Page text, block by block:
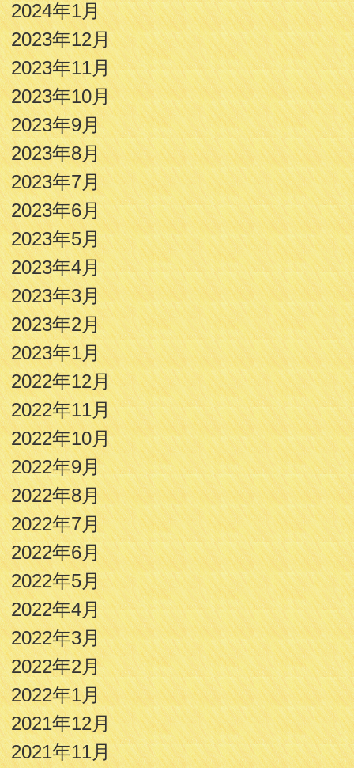
2024年1月
2023年12月
2023年11月
2023年10月
2023年9月
2023年8月
2023年7月
2023年6月
2023年5月
2023年4月
2023年3月
2023年2月
2023年1月
2022年12月
2022年11月
2022年10月
2022年9月
2022年8月
2022年7月
2022年6月
2022年5月
2022年4月
2022年3月
2022年2月
2022年1月
2021年12月
2021年11月